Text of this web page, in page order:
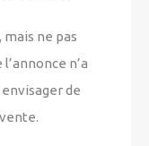
mais ne pas
n’a
de